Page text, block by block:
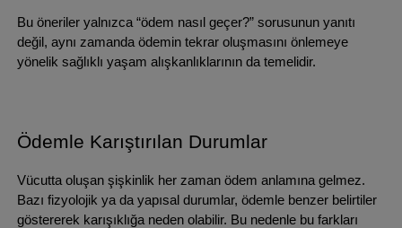
Bu öneriler yalnızca “ödem nasıl geçer?” sorusunun yanıtı
değil, aynı zamanda ödemin tekrar oluşmasını önlemeye
yönelik sağlıklı yaşam alışkanlıklarının da temelidir.
Ödemle Karıştırılan Durumlar
Vücutta oluşan şişkinlik her zaman ödem anlamına gelmez.
Bazı fizyolojik ya da yapısal durumlar, ödemle benzer belirtiler
göstererek karışıklığa neden olabilir. Bu nedenle bu farkları